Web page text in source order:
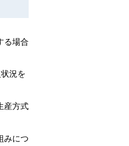
る場合
況を
産方式
みにつ